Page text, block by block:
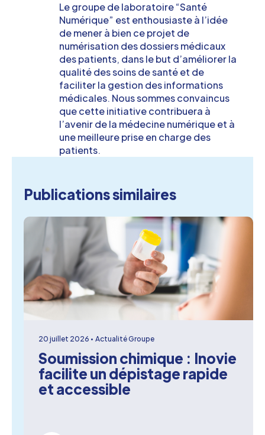
Le groupe de laboratoire “Santé
Numérique” est enthousiaste à l’idée
de mener à bien ce projet de
numérisation des dossiers médicaux
des patients, dans le but d’améliorer la
qualité des soins de santé et de
faciliter la gestion des informations
médicales. Nous sommes convaincus
que cette initiative contribuera à
l’avenir de la médecine numérique et à
une meilleure prise en charge des
patients.
Publications similaires
20 juillet 2026 Actualité Groupe
Soumission chimique : Inovie
facilite un dépistage rapide
et accessible